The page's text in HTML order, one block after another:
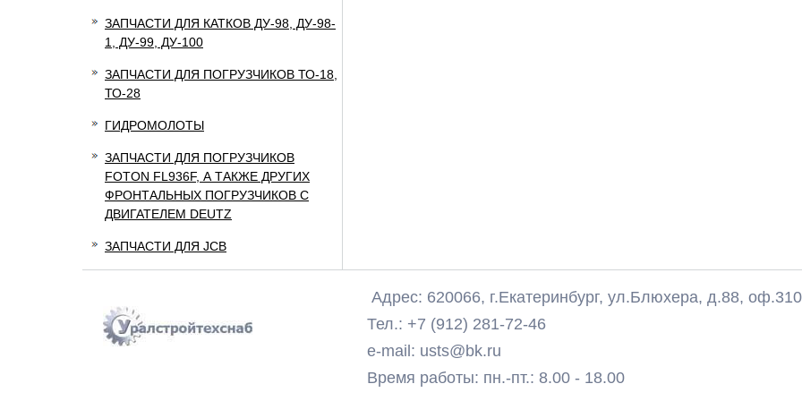
ЗАПЧАСТИ ДЛЯ КАТКОВ ДУ-98, ДУ-98-
1, ДУ-99, ДУ-100
ЗАПЧАСТИ ДЛЯ ПОГРУЗЧИКОВ ТО-18,
ТО-28
ГИДРОМОЛОТЫ
ЗАПЧАСТИ ДЛЯ ПОГРУЗЧИКОВ
FOTON FL936F, А ТАКЖЕ ДРУГИХ
ФРОНТАЛЬНЫХ ПОГРУЗЧИКОВ С
ДВИГАТЕЛЕМ DEUTZ
ЗАПЧАСТИ ДЛЯ JCB
Адрес: 620066, г.Екатеринбург, ул.Блюхера, д.88, оф.310
Тел.: +7 (912) 281-72-46
e-mail: usts@bk.ru
Время работы: пн.-пт.: 8.00 - 18.00